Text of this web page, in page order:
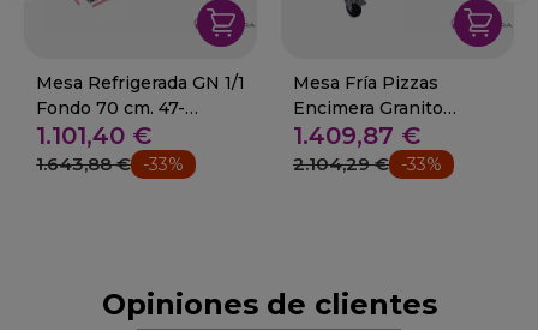
Mesa Refrigerada GN 1/1
Fondo 70 cm. 47-
S903TOP
1.101,40 €
1.643,88 € -33%
Mesa Fría Pizzas
Encimera Granito
Fondo 80 cm
1.409,87 €
2.104,29 € -33%
Opiniones de clientes